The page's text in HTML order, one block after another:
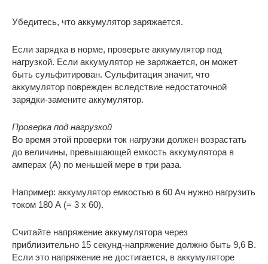
Убедитесь, что аккумулятор заряжается.
Если зарядка в норме, проверьте аккумулятор под
нагрузкой. Если аккумулятор не заряжается, он может
быть сульфитирован. Сульфитация значит, что
аккумулятор поврежден вследствие недостаточной
зарядки-замените аккумулятор.
Проверка под нагрузкой
Во время этой проверки ток нагрузки должен возрастать
до величины, превышающей емкость аккумулятора в
амперах (А) по меньшей мере в три раза.
Например: аккумулятор емкостью в 60 Ач нужно нагрузить
током 180 А (= 3 х 60).
Считайте напряжение аккумулятора через
приблизительно 15 секунд-напряжение должно быть 9,6 В.
Если это напряжение не достигается, в аккумуляторе